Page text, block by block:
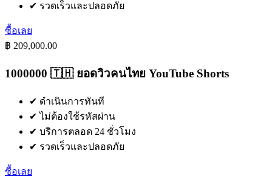
✔ รวดเร็วและปลอดภัย
ซื้อเลย
฿ 209,000.00
1000000 🇹🇭 ยอดวิวคนไทย YouTube Shorts
✔ ดำเนินการทันที
✔ ไม่ต้องใช้รหัสผ่าน
✔ บริการตลอด 24 ชั่วโมง
✔ รวดเร็วและปลอดภัย
ซื้อเลย